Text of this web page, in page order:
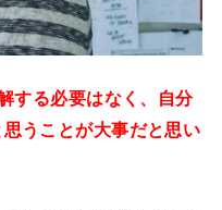
する必要はなく、自分
うことが大事だと思い